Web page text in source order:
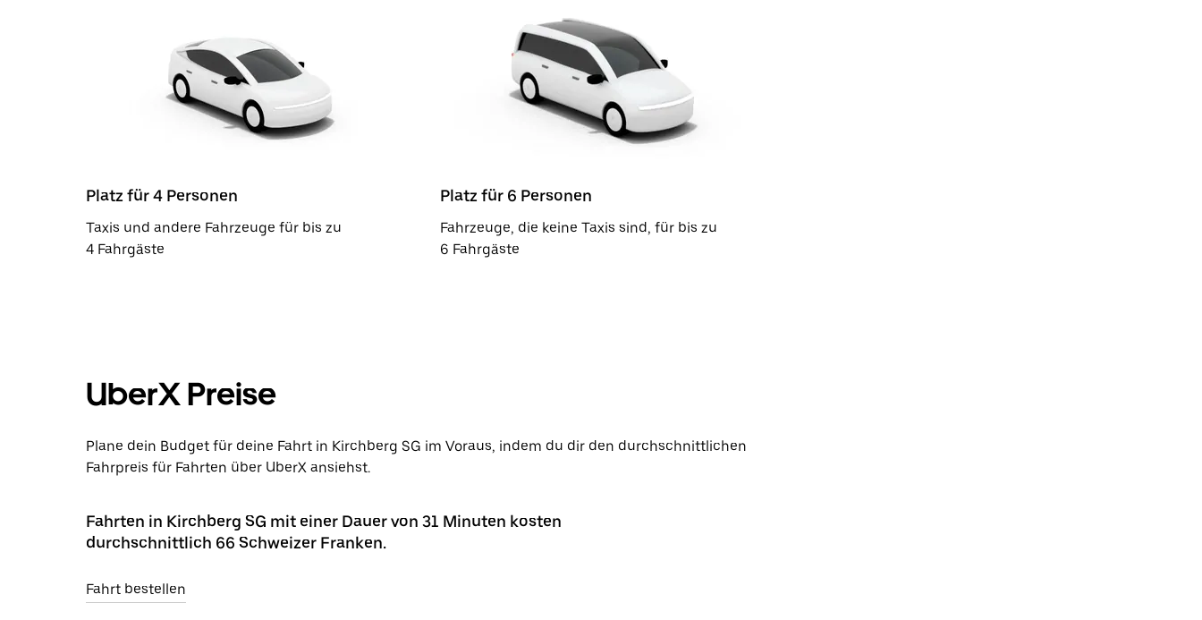
Platz für 4 Personen
Taxis und andere Fahrzeuge für bis zu
4 Fahrgäste
Platz für 6 Personen
Fahrzeuge, die keine Taxis sind, für bis zu
6 Fahrgäste
UberX Preise
Plane dein Budget für deine Fahrt in Kirchberg SG im Voraus, indem du dir den durchschnittlichen
Fahrpreis für Fahrten über UberX ansiehst.
Fahrten in Kirchberg SG mit einer Dauer von 31 Minuten kosten
durchschnittlich 66 Schweizer Franken.
Fahrt bestellen